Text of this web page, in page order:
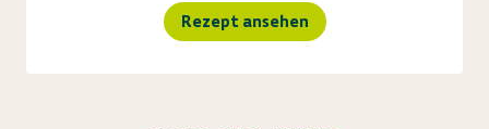
Rezept ansehen